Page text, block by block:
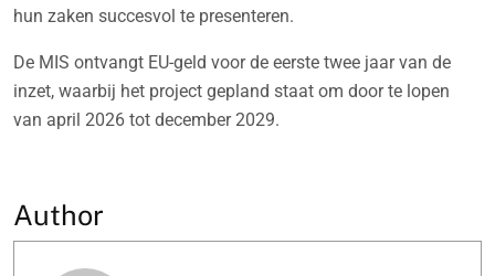
hun zaken succesvol te presenteren.
De MIS ontvangt EU-geld voor de eerste twee jaar van de
inzet, waarbij het project gepland staat om door te lopen
van april 2026 tot december 2029.
Author